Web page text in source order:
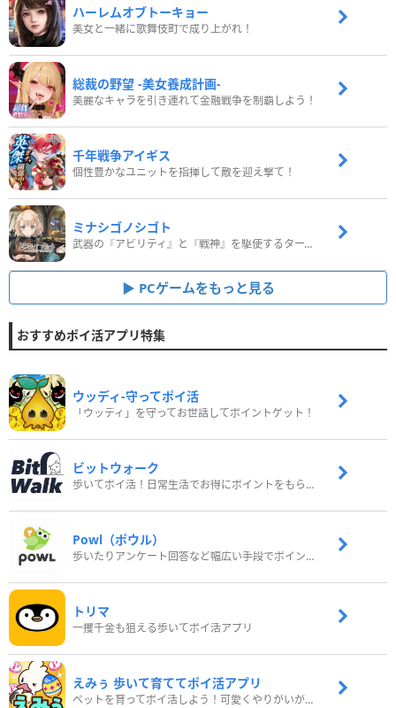
ハーレムオブトーキョー
美女と一緒に歌舞伎町で成り上がれ！
総裁の野望 -美女養成計画-
美麗なキャラを引き連れて金融戦争を制覇しよう！
千年戦争アイギス
個性豊かなユニットを指揮して敵を迎え撃て！
ミナシゴノシゴト
武器の『アビリティ』と『戦神』を駆使するターン制コマンドバトルRPG！
PCゲームをもっと見る
おすすめポイ活アプリ特集
ウッディ‐守ってポイ活
「ウッディ」を守ってお世話してポイントゲット！
ビットウォーク
歩いてポイ活！日常生活でお得にポイントをもらおう
Powl（ポウル）
歩いたりアンケート回答など幅広い手段でポイントをゲット
トリマ
一攫千金も狙える歩いてポイ活アプリ
えみぅ 歩いて育ててポイ活アプリ
ペットを育ってポイ活しよう！可愛くやりがいがある新感覚アプリ